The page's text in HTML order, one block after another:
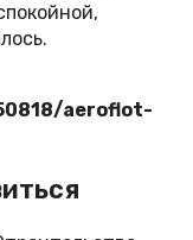
aeroflot-